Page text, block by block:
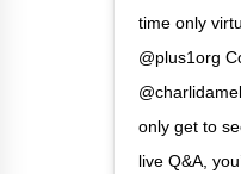
time only
@plus1org
only get to
live Q&A,